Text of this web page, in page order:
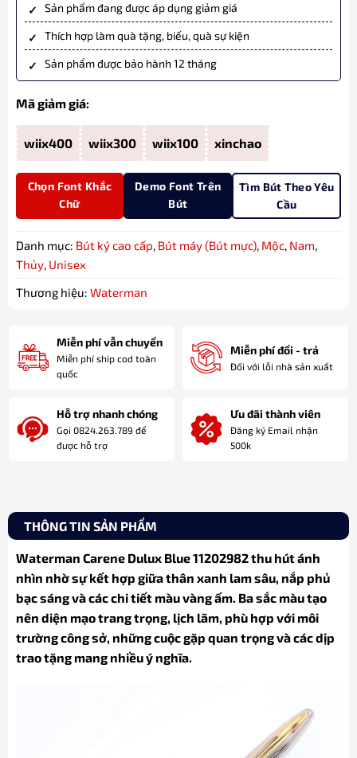
Sản phẩm đang được áp dụng giảm giá
Thích hợp làm quà tặng, biếu, quà sự kiện
Sản phẩm được bảo hành 12 tháng
Mã giảm giá:
wiix400 wiix300 wiix100 xinchao
Chọn Font Khắc
Chữ
Demo Font Trên
Bút
Tìm Bút Theo Yêu
Cầu
Danh mục: Bút ký cao cấp, Bút máy (Bút mực), Mộc, Nam,
Thủy, Unisex
Thương hiệu: Waterman
Miễn phí vẫn chuyển
Miễn phí ship cod toàn
quốc
Miễn phí đổi - trả
Đối với lỗi nhà sản xuất
Hỗ trợ nhanh chóng
Gọi 0824.263.789 để
được hỗ trợ
Ưu đãi thành viên
Đăng ký Email nhận
500k
THÔNG TIN SẢN PHẨM
Waterman Carene Dulux Blue 11202982 thu hút ánh
nhìn nhờ sự kết hợp giữa thân xanh lam sâu, nắp phủ
bạc sáng và các chi tiết màu vàng ấm. Ba sắc màu tạo
nên diện mạo trang trọng, lịch lãm, phù hợp với môi
trường công sở, những cuộc gặp quan trọng và các dịp
trao tặng mang nhiều ý nghĩa.